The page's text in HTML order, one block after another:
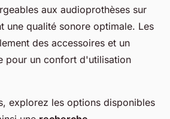
aux audioprothèses sur
une qualité sonore optimale. Les
des accessoires et un
pour un confort d'utilisation
explorez les options disponibles